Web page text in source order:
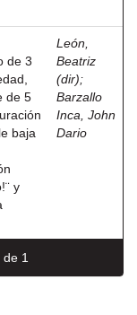
de 3
de 5
baja
y
León,
Beatriz
(dir);
Barzallo
Inca, John
Dario
1